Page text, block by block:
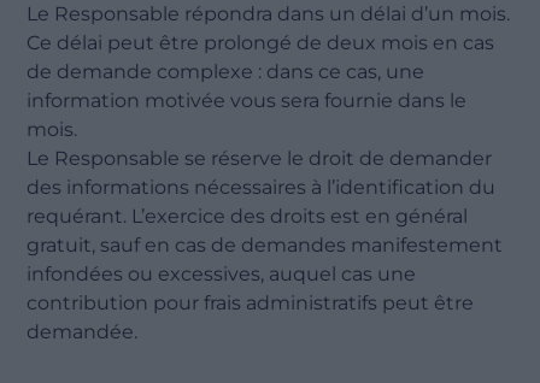
Le Responsable répondra dans un délai d’un mois.
Ce délai peut être prolongé de deux mois en cas
de demande complexe : dans ce cas, une
information motivée vous sera fournie dans le
mois.
Le Responsable se réserve le droit de demander
des informations nécessaires à l’identification du
requérant. L’exercice des droits est en général
gratuit, sauf en cas de demandes manifestement
infondées ou excessives, auquel cas une
contribution pour frais administratifs peut être
demandée.